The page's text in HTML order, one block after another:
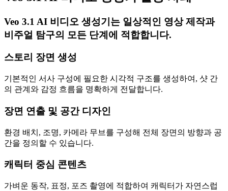
Veo 3.1 AI 비디오 생성기는 일상적인 영상 제작과
비주얼 탐구의 모든 단계에 적합합니다.
스토리 장면 생성
기본적인 서사 구성에 필요한 시각적 구조를 생성하여, 샷 간
의 관계와 감정 흐름을 명확하게 전달합니다.
장면 연출 및 공간 디자인
환경 배치, 조명, 카메라 무브를 구성해 전체 장면의 방향과 공
간을 정의할 수 있습니다.
캐릭터 중심 콘텐츠
가벼운 동작, 표정, 포즈 촬영에 적합하여 캐릭터가 자연스럽